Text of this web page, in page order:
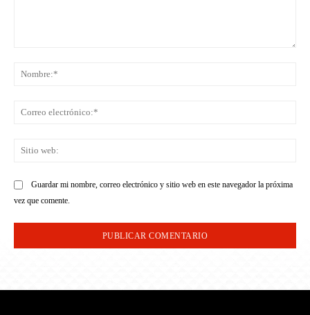
Guardar mi nombre, correo electrónico y sitio web en este navegador la próxima
vez que comente.